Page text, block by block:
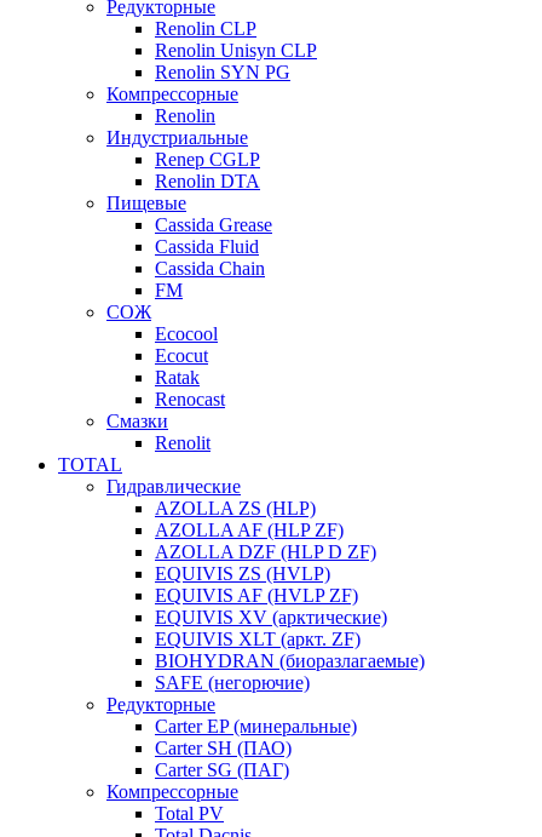
Редукторные
Renolin CLP
Renolin Unisyn CLP
Renolin SYN PG
Компрессорные
Renolin
Индустриальные
Renep CGLP
Renolin DTA
Пищевые
Cassida Grease
Cassida Fluid
Cassida Chain
FM
СОЖ
Ecocool
Ecocut
Ratak
Renocast
Смазки
Renolit
TOTAL
Гидравлические
AZOLLA ZS (HLP)
AZOLLA AF (HLP ZF)
AZOLLA DZF (HLP D ZF)
EQUIVIS ZS (HVLP)
EQUIVIS AF (HVLP ZF)
EQUIVIS XV (арктические)
EQUIVIS XLT (аркт. ZF)
BIOHYDRAN (биоразлагаемые)
SAFE (негорючие)
Редукторные
Carter EP (минеральные)
Carter SH (ПАО)
Carter SG (ПАГ)
Компрессорные
Total PV